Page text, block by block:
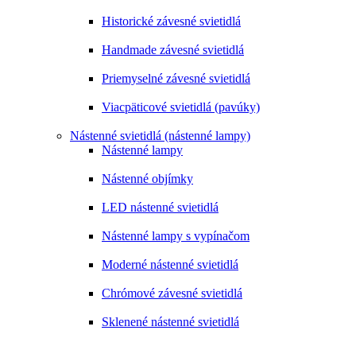
Historické závesné svietidlá
Handmade závesné svietidlá
Priemyselné závesné svietidlá
Viacpäticové svietidlá (pavúky)
Nástenné svietidlá (nástenné lampy)
Nástenné lampy
Nástenné objímky
LED nástenné svietidlá
Nástenné lampy s vypínačom
Moderné nástenné svietidlá
Chrómové závesné svietidlá
Sklenené nástenné svietidlá